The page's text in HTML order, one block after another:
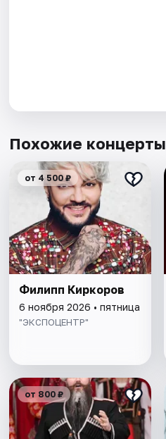
Похожие концерты
от 4 500 ₽
Филипп Киркоров
6 ноября 2026 • пятница
"ЭКСПОЦЕНТР"
от 800 ₽